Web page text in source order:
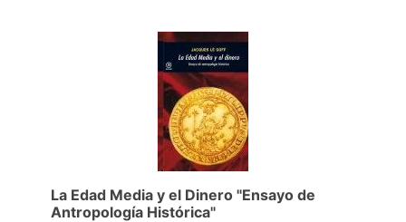
La Edad Media y el Dinero "Ensayo de
Antropología Histórica"